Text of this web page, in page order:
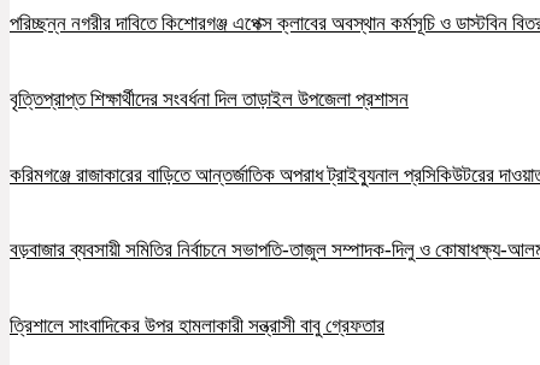
পরিচ্ছন্ন নগরীর দাবিতে কিশোরগঞ্জ এপেক্স ক্লাবের অবস্থান কর্মসূচি ও ডাস্টবিন
বৃত্তিপ্রাপ্ত শিক্ষার্থীদের সংবর্ধনা দিল তাড়াইল উপজেলা প্রশাসন
করিমগঞ্জে রাজাকারের বাড়িতে আন্তর্জাতিক অপরাধ ট্রাইব্যুনাল প্রসিকিউটরের
বড়বাজার ব্যবসায়ী সমিতির নির্বাচনে সভাপতি-তাজুল সম্পাদক-দিলু ও কোষাধক্ষ্য-
ত্রিশালে সাংবাদিকের উপর হামলাকারী সন্ত্রাসী বাবু গ্রেফতার